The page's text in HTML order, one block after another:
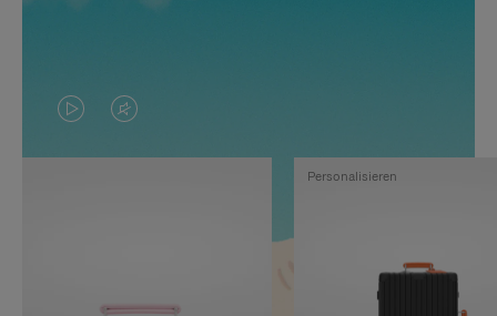
DAS
VIDEO
VIDEO
IST
Personalisieren